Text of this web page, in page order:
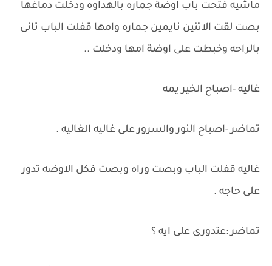
ماشيه فتحت باب اوضة جماره بالهداوه ودخلت دماغها
بصت لقت الاتنين نايمين جماره وامها قفلت الباب تانى
بالراحه وخبطت على اوضة امها ودخلت ..
غاليه -اصباح الخير يمه
تماضر -اصباح النور والسرور على غاليه الغاليه .
غاليه قفلت الباب وبصت وراه وبصت فكل الاوضه تدور
على حاجه .
تماضر :عتدورى على ايه ؟